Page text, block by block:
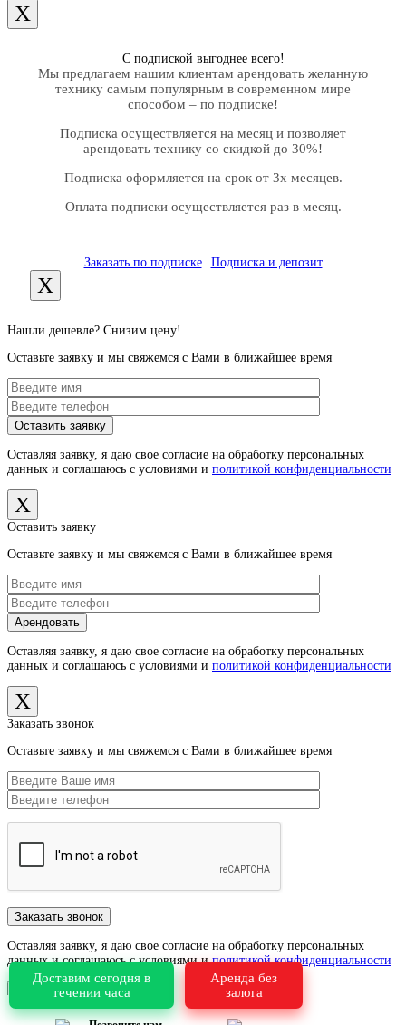
Доставим сегодня в
течении часа
Аренда без
залога
X
С подпиской выгоднее всего!
Мы предлагаем нашим клиентам арендовать желанную
технику самым популярным в современном мире
способом – по подписке!
Подписка осуществляется на месяц и позволяет
арендовать технику со скидкой до 30%!
Подписка оформляется на срок от 3х месяцев.
Оплата подписки осуществляется раз в месяц.
Заказать по подписке Подписка и депозит
X
Нашли дешевле? Снизим цену!
Оставьте заявку и мы свяжемся с Вами в ближайшее время
Оставляя заявку, я даю свое согласие на обработку персональных
данных и соглашаюсь с условиями и политикой конфиденциальности
X
Оставить заявку
Оставьте заявку и мы свяжемся с Вами в ближайшее время
Оставляя заявку, я даю свое согласие на обработку персональных
данных и соглашаюсь с условиями и политикой конфиденциальности
X
Заказать звонок
Оставьте заявку и мы свяжемся с Вами в ближайшее время
Оставляя заявку, я даю свое согласие на обработку персональных
данных и соглашаюсь с условиями иполитикой конфиденциальности